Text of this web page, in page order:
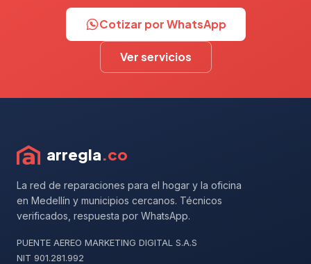
Cotizar por WhatsApp
Ver servicios
arregla.co
La red de reparaciones para el hogar y la oficina
en Medellín y municipios cercanos. Técnicos
verificados, respuesta por WhatsApp.
PUENTE AEREO MARKETING DIGITAL S.A.S
NIT 901.281.992